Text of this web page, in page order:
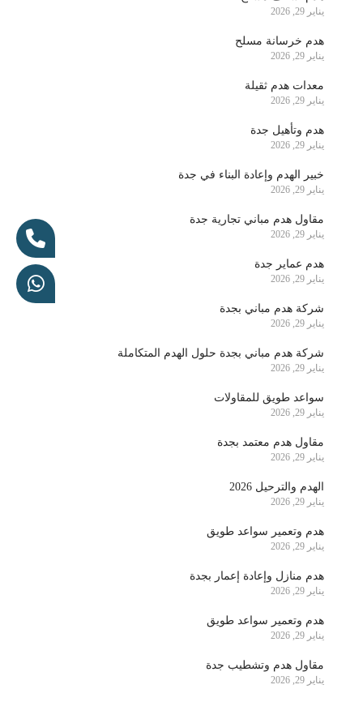
يناير 29, 2026
هدم خرسانة مسلح
يناير 29, 2026
معدات هدم ثقيلة
يناير 29, 2026
هدم وتأهيل جدة
يناير 29, 2026
خبير الهدم وإعادة البناء في جدة
يناير 29, 2026
مقاول هدم مباني تجارية جدة
يناير 29, 2026
هدم عماير جدة
يناير 29, 2026
شركة هدم مباني بجدة
يناير 29, 2026
شركة هدم مباني بجدة حلول الهدم المتكاملة
يناير 29, 2026
سواعد طويق للمقاولات
يناير 29, 2026
مقاول هدم معتمد بجدة
يناير 29, 2026
الهدم والترحيل 2026
يناير 29, 2026
هدم وتعمير سواعد طويق
يناير 29, 2026
هدم منازل وإعادة إعمار بجدة
يناير 29, 2026
هدم وتعمير سواعد طويق
يناير 29, 2026
مقاول هدم وتشطيب جدة
يناير 29, 2026